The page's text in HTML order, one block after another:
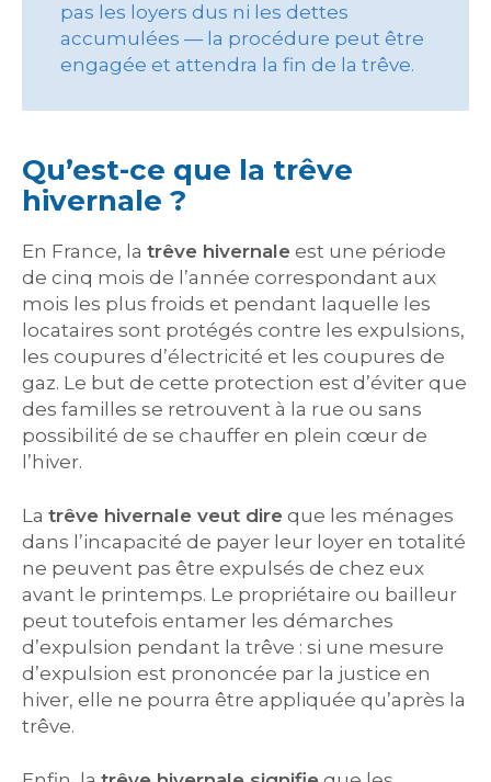
pas les loyers dus ni les dettes
accumulées — la procédure peut être
engagée et attendra la fin de la trêve.
Qu’est-ce que la trêve
hivernale ?
En France, la trêve hivernale est une période
de cinq mois de l’année correspondant aux
mois les plus froids et pendant laquelle les
locataires sont protégés contre les expulsions,
les coupures d’électricité et les coupures de
gaz. Le but de cette protection est d’éviter que
des familles se retrouvent à la rue ou sans
possibilité de se chauffer en plein cœur de
l’hiver.
La trêve hivernale veut dire que les ménages
dans l’incapacité de payer leur loyer en totalité
ne peuvent pas être expulsés de chez eux
avant le printemps. Le propriétaire ou bailleur
peut toutefois entamer les démarches
d’expulsion pendant la trêve : si une mesure
d’expulsion est prononcée par la justice en
hiver, elle ne pourra être appliquée qu’après la
trêve.